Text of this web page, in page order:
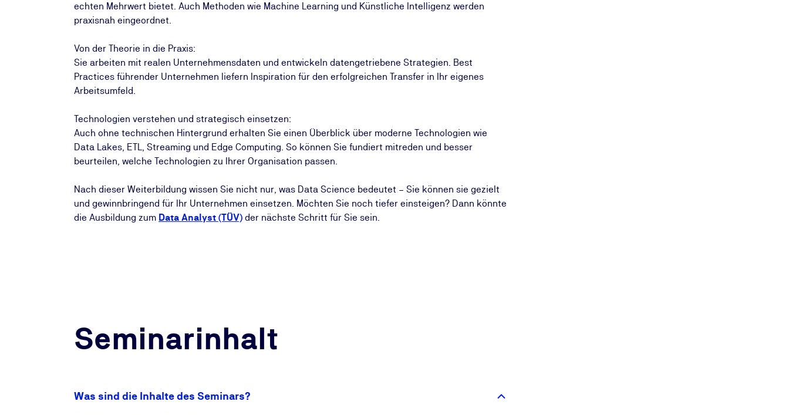
echten Mehrwert bietet. Auch Methoden wie Machine Learning und Künstliche Intelligenz werden
praxisnah eingeordnet.
Von der Theorie in die Praxis:
Sie arbeiten mit realen Unternehmensdaten und entwickeln datengetriebene Strategien. Best
Practices führender Unternehmen liefern Inspiration für den erfolgreichen Transfer in Ihr eigenes
Arbeitsumfeld.
Technologien verstehen und strategisch einsetzen:
Auch ohne technischen Hintergrund erhalten Sie einen Überblick über moderne Technologien wie
Data Lakes, ETL, Streaming und Edge Computing. So können Sie fundiert mitreden und besser
beurteilen, welche Technologien zu Ihrer Organisation passen.
Nach dieser Weiterbildung wissen Sie nicht nur, was Data Science bedeutet – Sie können sie gezielt
und gewinnbringend für Ihr Unternehmen einsetzen. Möchten Sie noch tiefer einsteigen? Dann könnte
die Ausbildung zum Data Analyst (TÜV) der nächste Schritt für Sie sein.
Seminarinhalt
Was sind die Inhalte des Seminars?